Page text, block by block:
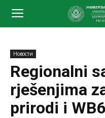
Новости
Regionalni
rješenjima
prirodi i